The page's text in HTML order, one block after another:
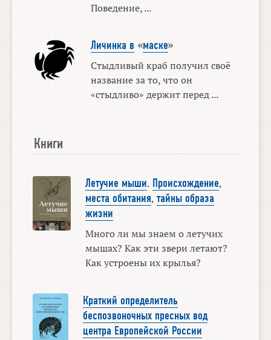
Поведение, ...
Личинка в «маске»
Стыдливый краб получил своё
название за то, что он
«стыдливо» держит перед ...
Книги
Летучие мыши. Происхождение,
места обитания, тайны образа
жизни
Много ли мы знаем о летучих
мышах? Как эти звери летают?
Как устроены их крылья?
Краткий определитель
беспозвоночных пресных вод
центра Европейской России